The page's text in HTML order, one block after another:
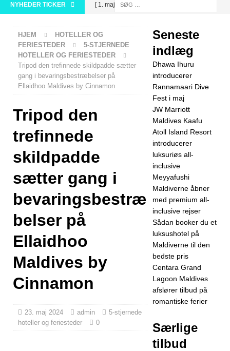
NYHEDER TICKER [ 1. maj 2026 ]
introducerer
Rannamaari
Dive Fest i maj
[ 30. april 2026 ]
JW Marriott
Maldives Kaafu
luksuriøs all-
HOTELLER OG
HJEM
HOTELLER OG
FERIESTEDER
5-STJERNEDE
HOTELLER OG FERIESTEDER
Tripod den trefinnede skildpadde sætter
gang i bevaringsbestræbelser på
Ellaidhoo Maldives by Cinnamon
Tripod den
trefinnede
skildpadde
sætter gang i
bevaringsbestræ
belser på
Ellaidhoo
Maldives by
Cinnamon
23. maj 2024 admin
5-stjernede
hoteller og feriesteder
0
Seneste
indlæg
Dhawa Ihuru
introducerer
Rannamaari Dive
Fest i maj
JW Marriott
Maldives Kaafu
Atoll Island Resort
introducerer
luksuriøs all-
inclusive
Meyyafushi
Maldiverne åbner
med premium all-
inclusive rejser
Sådan booker du et
luksushotel på
Maldiverne til den
bedste pris
Centara Grand
Lagoon Maldives
afslører tilbud på
romantiske ferier
Særlige
tilbud